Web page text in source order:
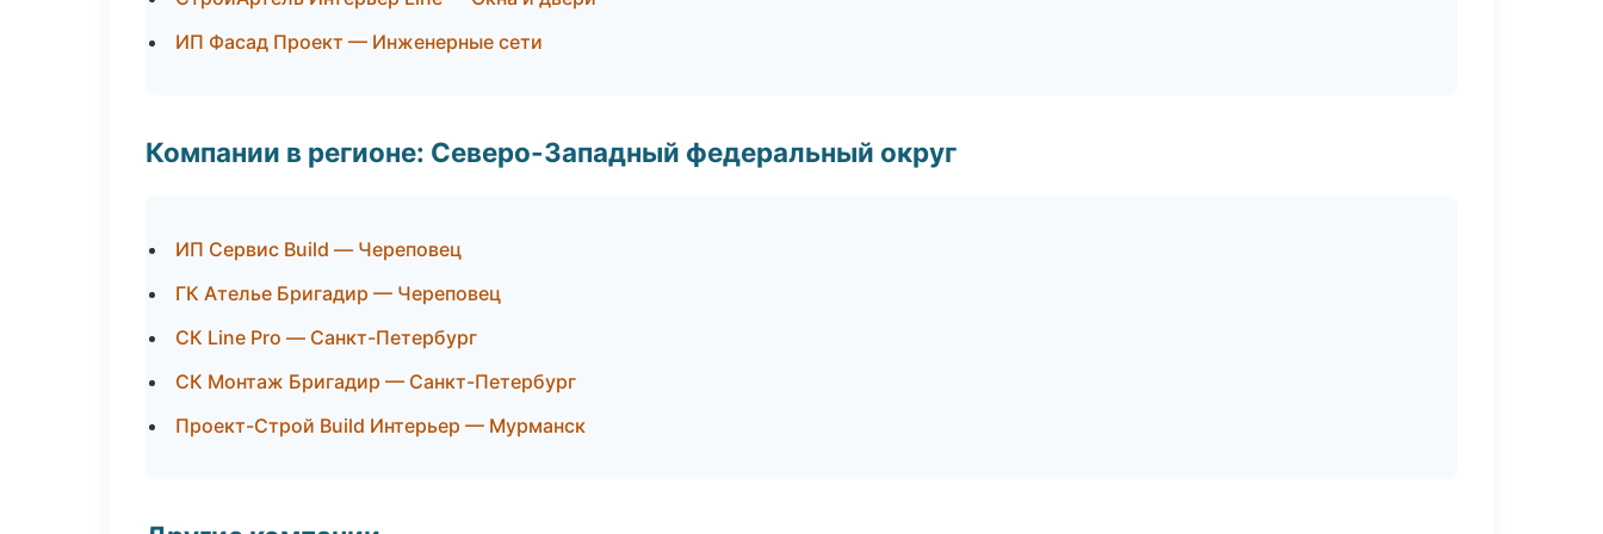
ИП Фасад Проект — Инженерные сети
Компании в регионе: Северо-Западный федеральный округ
ИП Сервис Build — Череповец
ГК Ателье Бригадир — Череповец
СК Line Pro — Санкт-Петербург
СК Монтаж Бригадир — Санкт-Петербург
Проект-Строй Build Интерьер — Мурманск